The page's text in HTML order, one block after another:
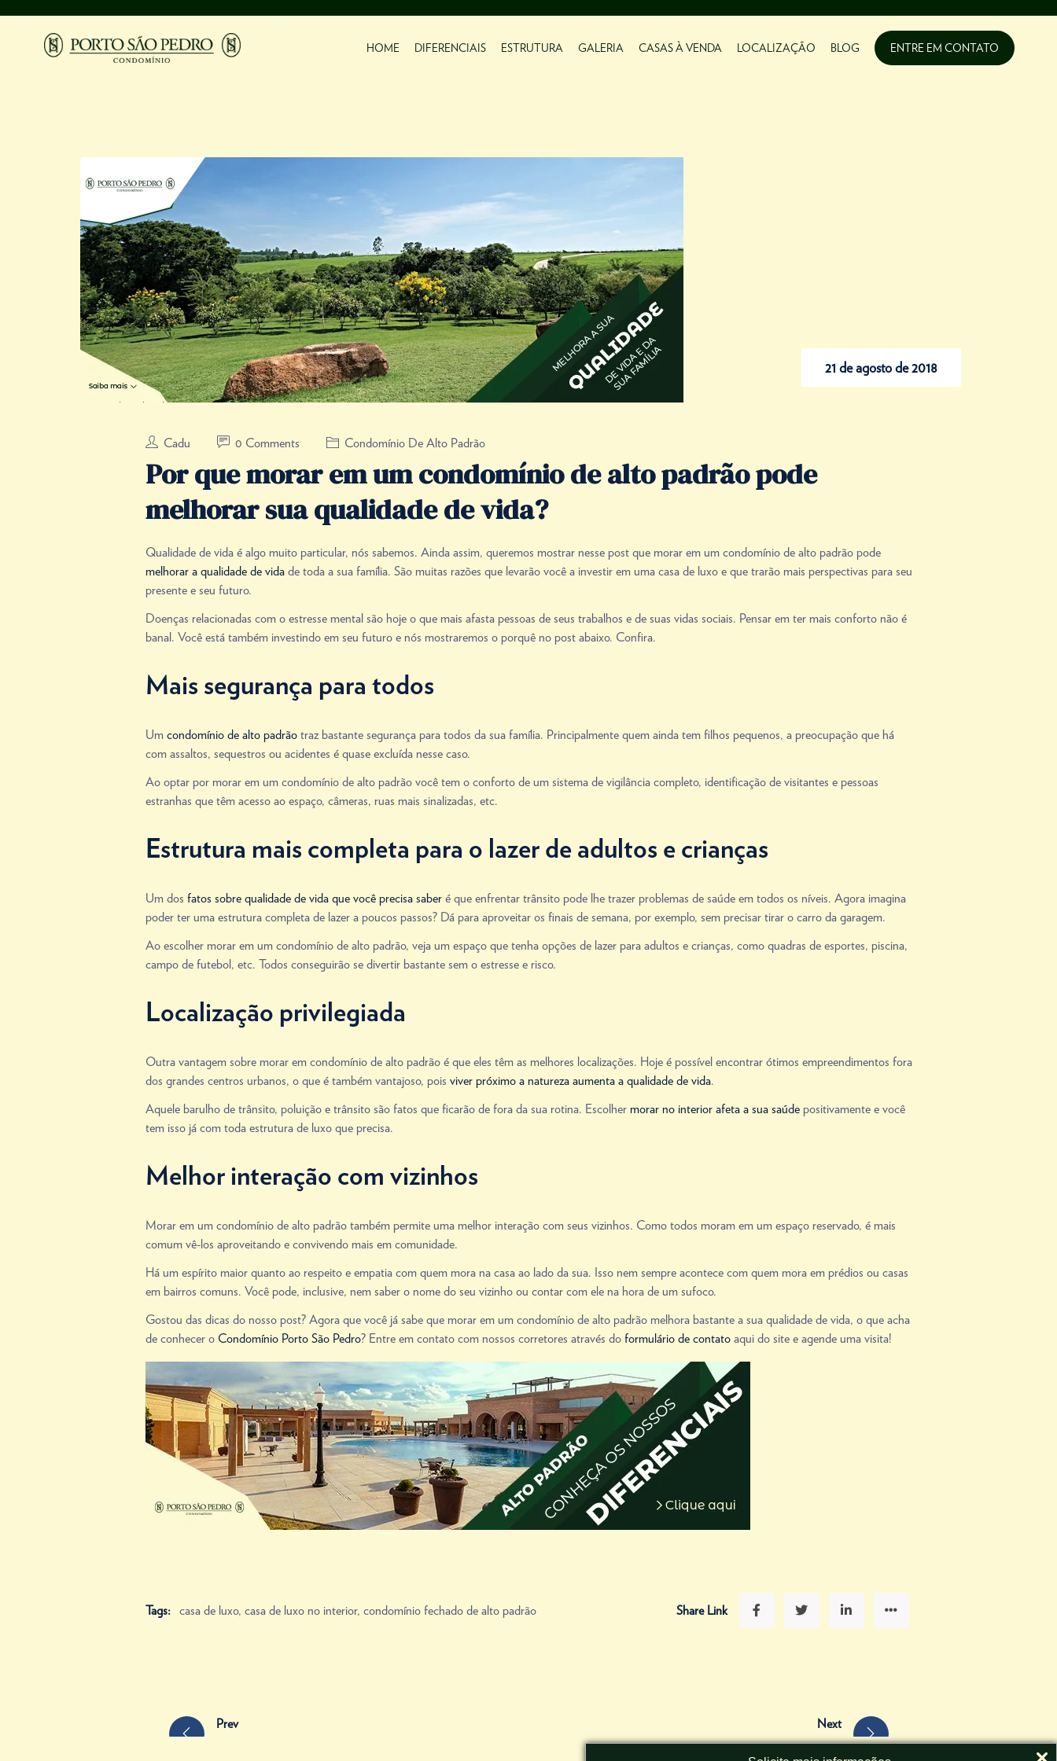
HOME DIFERENCIAIS ESTRUTURA GALERIA CASAS À VENDA LOCALIZAÇÃO BLOG ENTRE EM CONTATO
21 de agosto de 2018
Cadu 0 Comments Condomínio De Alto Padrão
Por que morar em um condomínio de alto padrão pode
melhorar sua qualidade de vida?
Qualidade de vida é algo muito particular, nós sabemos. Ainda assim, queremos mostrar nesse post que morar em um condomínio de alto padrão pode
melhorar a qualidade de vidade toda a sua família. São muitas razões que levarão você a investir em uma casa de luxo e que trarão mais perspectivas para seu
presente e seu futuro.
Doenças relacionadas com o estresse mental são hoje o que mais afasta pessoas de seus trabalhos e de suas vidas sociais. Pensar em ter mais conforto não é
banal. Você está também investindo em seu futuro e nós mostraremos o porquê no post abaixo. Confira.
Mais segurança para todos
Um condomínio de alto padrãotraz bastante segurança para todos da sua família. Principalmente quem ainda tem filhos pequenos, a preocupação que há
com assaltos, sequestros ou acidentes é quase excluída nesse caso.
Ao optar por morar em um condomínio de alto padrão você tem o conforto de um sistema de vigilância completo, identificação de visitantes e pessoas
estranhas que têm acesso ao espaço, câmeras, ruas mais sinalizadas, etc.
Estrutura mais completa para o lazer de adultos e crianças
Um dos fatos sobre qualidade de vida que você precisa saberé que enfrentar trânsito pode lhe trazer problemas de saúde em todos os níveis. Agora imagina
poder ter uma estrutura completa de lazer a poucos passos? Dá para aproveitar os finais de semana, por exemplo, sem precisar tirar o carro da garagem.
Ao escolher morar em um condomínio de alto padrão, veja um espaço que tenha opções de lazer para adultos e crianças, como quadras de esportes, piscina,
campo de futebol, etc. Todos conseguirão se divertir bastante sem o estresse e risco.
Localização privilegiada
Outra vantagem sobre morar em condomínio de alto padrão é que eles têm as melhores localizações. Hoje é possível encontrar ótimos empreendimentos fora
dos grandes centros urbanos, o que é também vantajoso, pois viver próximo a natureza aumenta a qualidade de vida.
Aquele barulho de trânsito, poluição e trânsito são fatos que ficarão de fora da sua rotina. Escolher morar no interior afeta a sua saúdepositivamente e você
tem isso já com toda estrutura de luxo que precisa.
Melhor interação com vizinhos
Morar em um condomínio de alto padrão também permite uma melhor interação com seus vizinhos. Como todos moram em um espaço reservado, é mais
comum vê-los aproveitando e convivendo mais em comunidade.
Há um espírito maior quanto ao respeito e empatia com quem mora na casa ao lado da sua. Isso nem sempre acontece com quem mora em prédios ou casas
em bairros comuns. Você pode, inclusive, nem saber o nome do seu vizinho ou contar com ele na hora de um sufoco.
Gostou das dicas do nosso post? Agora que você já sabe que morar em um condomínio de alto padrão melhora bastante a sua qualidade de vida, o que acha
de conhecer o Condomínio Porto São Pedro? Entre em contato com nossos corretores através do formulário de contatoaqui do site e agende uma visita!
Tags: casa de luxo, casa de luxo no interior, condomínio fechado de alto padrão Share Link
Prev
Next
Saiba como decorar uma casa de luxo